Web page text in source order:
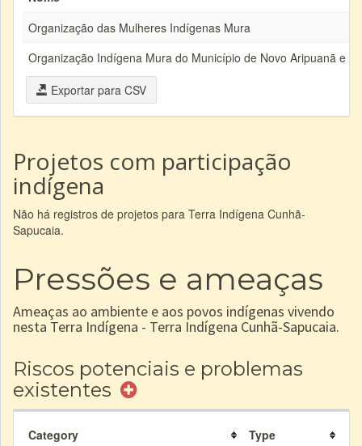
Organização das Mulheres Indígenas Mura
Organização Indígena Mura do Município de Novo Aripuanã e
Exportar para CSV
Projetos com participação
indígena
Não há registros de projetos para Terra Indígena Cunhã-
Sapucaia.
Pressões e ameaças
Ameaças ao ambiente e aos povos indígenas vivendo
nesta Terra Indígena - Terra Indígena Cunhã-Sapucaia.
Riscos potenciais e problemas
existentes
Category
Type